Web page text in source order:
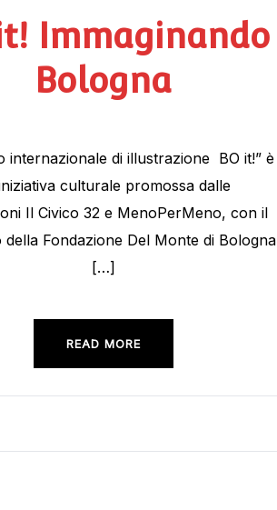
Immaginando
Bologna
internazionale di illustrazione BO it!” è
culturale promossa dalle
Il Civico 32 e MenoPerMeno, con il
Fondazione Del Monte di Bologna
[…]
READ MORE